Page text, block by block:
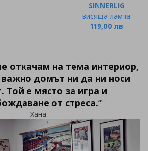
SINNERLIG
висяща лампа
119,00 лв
откачам на тема интериор,
важно домът ни да ни носи
Той е място за игра и
от стреса.“
Хана